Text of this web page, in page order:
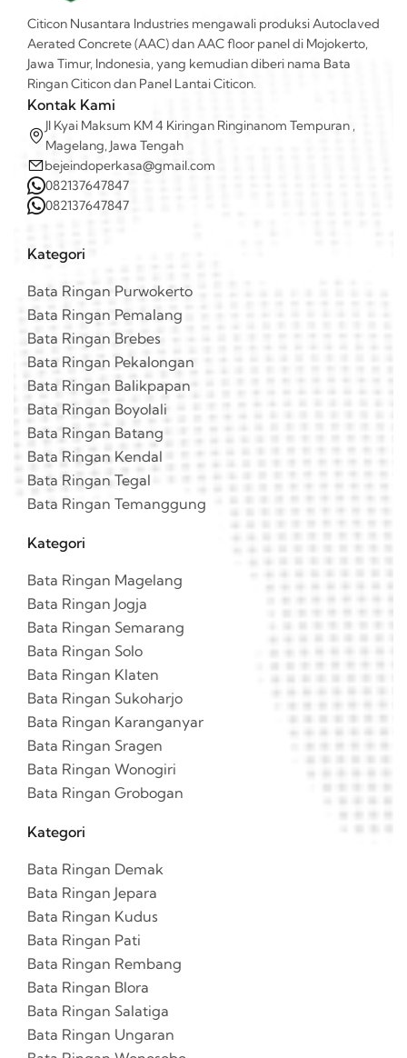
Citicon Nusantara Industries mengawali produksi Autoclaved
Aerated Concrete (AAC) dan AAC floor panel di Mojokerto,
Jawa Timur, Indonesia, yang kemudian diberi nama Bata
Ringan Citicon dan Panel Lantai Citicon.
Kontak Kami
Jl Kyai Maksum KM 4 Kiringan Ringinanom Tempuran ,
Magelang, Jawa Tengah
bejeindoperkasa@gmail.com
082137647847
082137647847
Kategori
Bata Ringan Purwokerto
Bata Ringan Pemalang
Bata Ringan Brebes
Bata Ringan Pekalongan
Bata Ringan Balikpapan
Bata Ringan Boyolali
Bata Ringan Batang
Bata Ringan Kendal
Bata Ringan Tegal
Bata Ringan Temanggung
Kategori
Bata Ringan Magelang
Bata Ringan Jogja
Bata Ringan Semarang
Bata Ringan Solo
Bata Ringan Klaten
Bata Ringan Sukoharjo
Bata Ringan Karanganyar
Bata Ringan Sragen
Bata Ringan Wonogiri
Bata Ringan Grobogan
Kategori
Bata Ringan Demak
Bata Ringan Jepara
Bata Ringan Kudus
Bata Ringan Pati
Bata Ringan Rembang
Bata Ringan Blora
Bata Ringan Salatiga
Bata Ringan Ungaran